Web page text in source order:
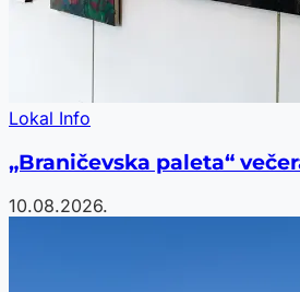
Lokal Info
„Braničevska paleta“
10.08.2026.